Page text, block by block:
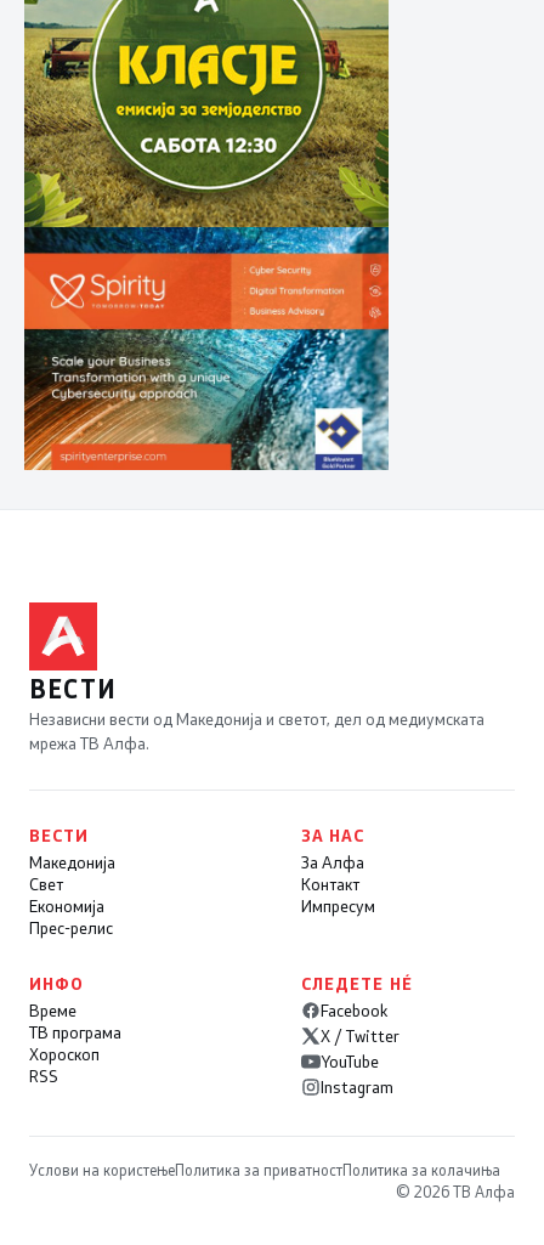
ВЕСТИ
Независни вести од Македонија и светот, дел од медиумската
мрежа ТВ Алфа.
ВЕСТИ
Македонија
Свет
Економија
Прес-релис
ЗА НАС
За Алфа
Контакт
Импресум
ИНФО
Време
ТВ програма
Хороскоп
RSS
СЛЕДЕТЕ НÉ
Facebook
X / Twitter
YouTube
Instagram
Услови на користењеПолитика за приватностПолитика за колачиња
© 2026 ТВ Алфа